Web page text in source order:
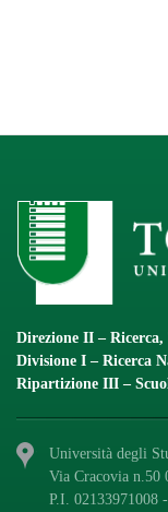
Direzione II –
Divisione I – Ricerca
Ripartizione III –
Università degli
Via Cracovia n.50
P.I. 02133971008